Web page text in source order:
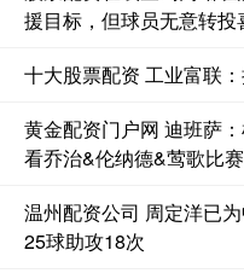
援目标，但球员无意转投
十大股票配资 工业富联
黄金配资门户网 迪班萨
看乔治&伦纳德&莺歌比赛
温州配资公司 周定洋已
25球助攻18次